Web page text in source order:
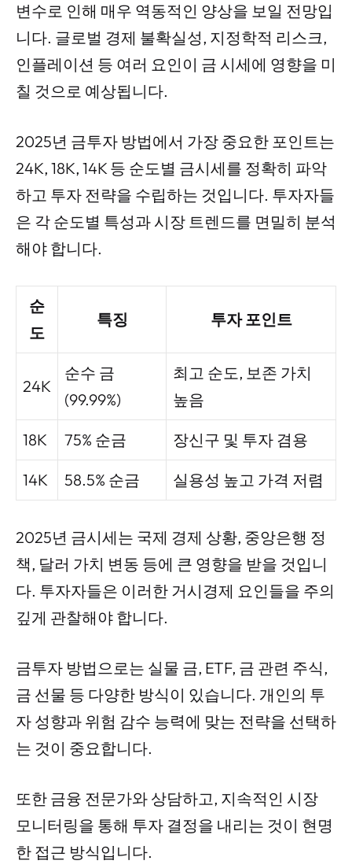
변수로 인해 매우 역동적인 양상을 보일 전망입
니다. 글로벌 경제 불확실성, 지정학적 리스크,
인플레이션 등 여러 요인이 금 시세에 영향을 미
칠 것으로 예상됩니다.
2025년 금투자 방법에서 가장 중요한 포인트는
24K, 18K, 14K 등 순도별 금시세를 정확히 파악
하고 투자 전략을 수립하는 것입니다. 투자자들
은 각 순도별 특성과 시장 트렌드를 면밀히 분석
해야 합니다.
순
도
특징 투자 포인트
24K
순수 금
(99.99%)
최고 순도, 보존 가치
높음
18K 75% 순금 장신구 및 투자 겸용
14K 58.5% 순금 실용성 높고 가격 저렴
2025년 금시세는 국제 경제 상황, 중앙은행 정
책, 달러 가치 변동 등에 큰 영향을 받을 것입니
다. 투자자들은 이러한 거시경제 요인들을 주의
깊게 관찰해야 합니다.
금투자 방법으로는 실물 금, ETF, 금 관련 주식,
금 선물 등 다양한 방식이 있습니다. 개인의 투
자 성향과 위험 감수 능력에 맞는 전략을 선택하
는 것이 중요합니다.
또한 금융 전문가와 상담하고, 지속적인 시장
모니터링을 통해 투자 결정을 내리는 것이 현명
한 접근 방식입니다.